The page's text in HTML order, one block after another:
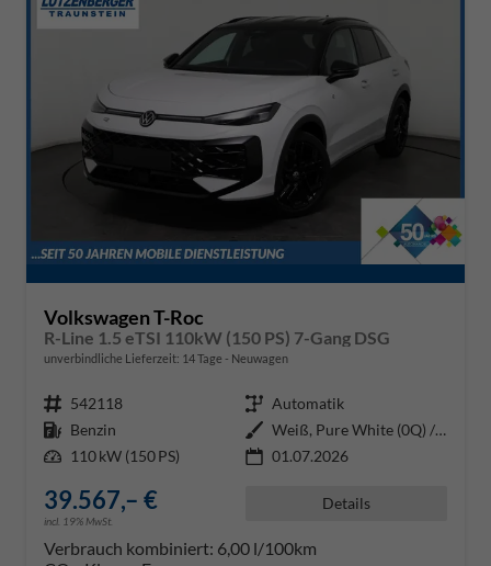
Volkswagen T-Roc
R-Line 1.5 eTSI 110kW (150 PS) 7-Gang DSG
unverbindliche Lieferzeit: 14 Tage Neuwagen
Fahrzeugnr. 542118 Getriebe Automatik
Kraftstoff Benzin Außenfarbe
Weiß, Pure White (0Q) / Dach Sc
Leistung 110 kW (150 PS) 01.07.2026
39.567,– €
incl. 19% MwSt.
Details
Verbrauch kombiniert: 6,00 l/100km